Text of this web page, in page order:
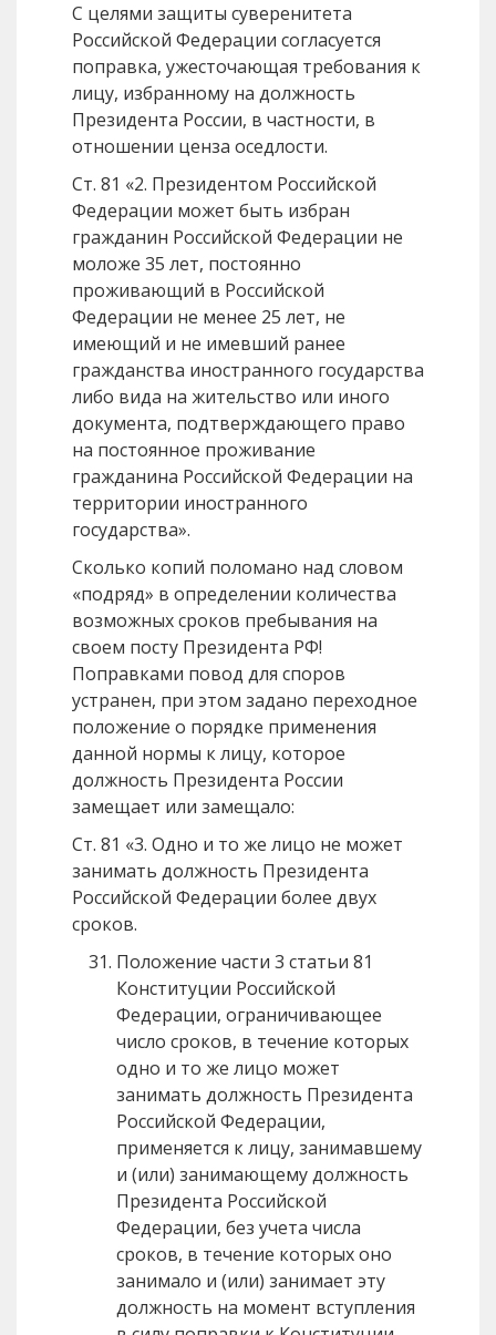
С целями защиты суверенитета
Российской Федерации согласуется
поправка, ужесточающая требования к
лицу, избранному на должность
Президента России, в частности, в
отношении ценза оседлости.
Ст. 81 «2. Президентом Российской
Федерации может быть избран
гражданин Российской Федерации не
моложе 35 лет, постоянно
проживающий в Российской
Федерации не менее 25 лет, не
имеющий и не имевший ранее
гражданства иностранного государства
либо вида на жительство или иного
документа, подтверждающего право
на постоянное проживание
гражданина Российской Федерации на
территории иностранного
государства».
Сколько копий поломано над словом
«подряд» в определении количества
возможных сроков пребывания на
своем посту Президента РФ!
Поправками повод для споров
устранен, при этом задано переходное
положение о порядке применения
данной нормы к лицу, которое
должность Президента России
замещает или замещало:
Ст. 81 «3. Одно и то же лицо не может
занимать должность Президента
Российской Федерации более двух
сроков.
Положение части 3 статьи 81
Конституции Российской
Федерации, ограничивающее
число сроков, в течение которых
одно и то же лицо может
занимать должность Президента
Российской Федерации,
применяется к лицу, занимавшему
и (или) занимающему должность
Президента Российской
Федерации, без учета числа
сроков, в течение которых оно
занимало и (или) занимает эту
должность на момент вступления